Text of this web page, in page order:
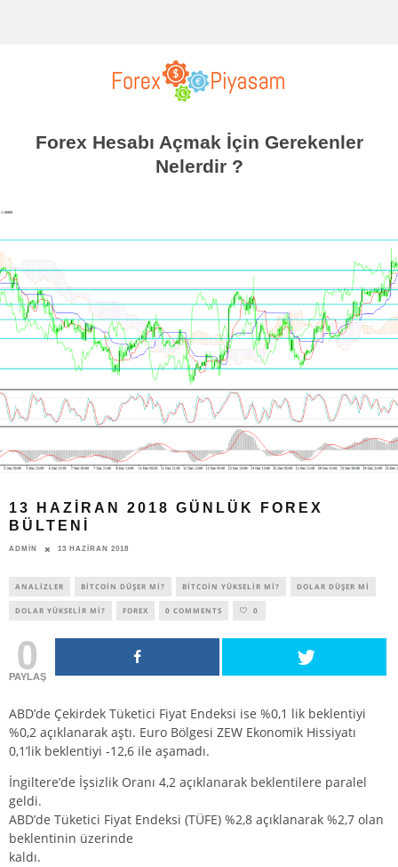
Forex Hesabı Açmak İçin Gerekenler
Nelerdir ?
13 HAZIRAN 2018 GÜNLÜK FOREX
BÜLTENI
ADMIN 13 HAZIRAN 2018
ANALIZLER BITCOIN DÜŞER MI? BITCOIN YÜKSELIR MI? DOLAR DÜŞER MI
DOLAR YÜKSELIR MI? FOREX 0 COMMENTS 0
0
PAYLAŞ
ABD’de Çekirdek Tüketici Fiyat Endeksi ise %0,1 lik beklentiyi
%0,2 açıklanarak aştı. Euro Bölgesi ZEW Ekonomik Hissiyatı
0,1’lik beklentiyi -12,6 ile aşamadı.
İngiltere’de İşsizlik Oranı 4,2 açıklanarak beklentilere paralel
geldi.
ABD’de Tüketici Fiyat Endeksi (TÜFE) %2,8 açıklanarak %2,7 olan
beklentinin üzerinde
kaldı.